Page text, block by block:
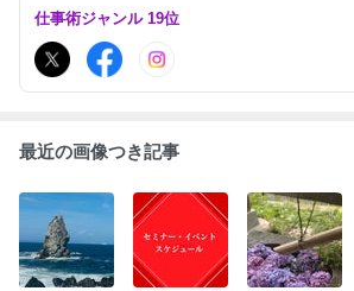
き方について発信しています
仕事術ジャンル 19位
最近の画像つき記事